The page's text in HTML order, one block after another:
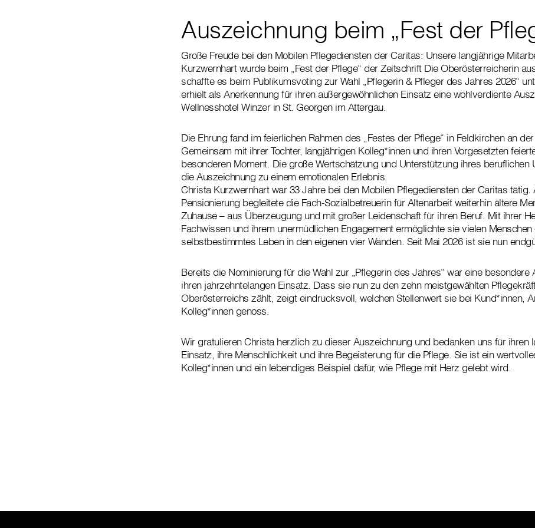
Auszeichnung beim „Fest der
Große Freude bei den Mobilen Pflegediensten der Caritas: Unsere langjährige
Kurzwernhart wurde beim „Fest der Pflege“ der Zeitschrift Die Oberösterreicherin
schaffte es beim Publikumsvoting zur Wahl „Pflegerin & Pfleger des Jahres 2026“
erhielt als Anerkennung für ihren außergewöhnlichen Einsatz eine wohlverdiente
Wellnesshotel Winzer in St. Georgen im Attergau.
Die Ehrung fand im feierlichen Rahmen des „Festes der Pflege“ in Feldkirchen an
Gemeinsam mit ihrer Tochter, langjährigen Kolleg*innen und ihren Vorgesetzten
besonderen Moment. Die große Wertschätzung und Unterstützung ihres beruflichen
die Auszeichnung zu einem emotionalen Erlebnis.
Christa Kurzwernhart war 33 Jahre bei den Mobilen Pflegediensten der Caritas tätig.
Pensionierung begleitete die Fach-Sozialbetreuerin für Altenarbeit weiterhin ältere
Zuhause – aus Überzeugung und mit großer Leidenschaft für ihren Beruf. Mit ihrer
Fachwissen und ihrem unermüdlichen Engagement ermöglichte sie vielen Menschen
selbstbestimmtes Leben in den eigenen vier Wänden. Seit Mai 2026 ist sie nun
Bereits die Nominierung für die Wahl zur „Pflegerin des Jahres“ war eine besondere
ihren jahrzehntelangen Einsatz. Dass sie nun zu den zehn meistgewählten
Oberösterreichs zählt, zeigt eindrucksvoll, welchen Stellenwert sie bei Kund*innen,
Kolleg*innen genoss.
Wir gratulieren Christa herzlich zu dieser Auszeichnung und bedanken uns für ihren
Einsatz, ihre Menschlichkeit und ihre Begeisterung für die Pflege. Sie ist ein
Kolleg*innen und ein lebendiges Beispiel dafür, wie Pflege mit Herz gelebt wird.